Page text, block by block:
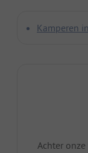
Kamperen
Achter